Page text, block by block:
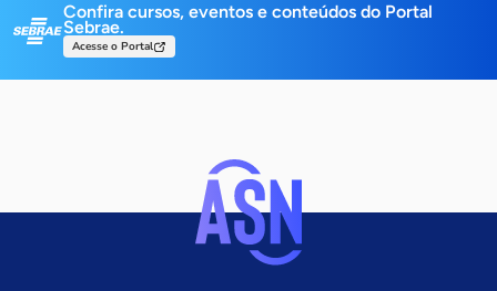
Confira cursos, eventos e conteúdos do Portal
Sebrae.
Acesse o Portal